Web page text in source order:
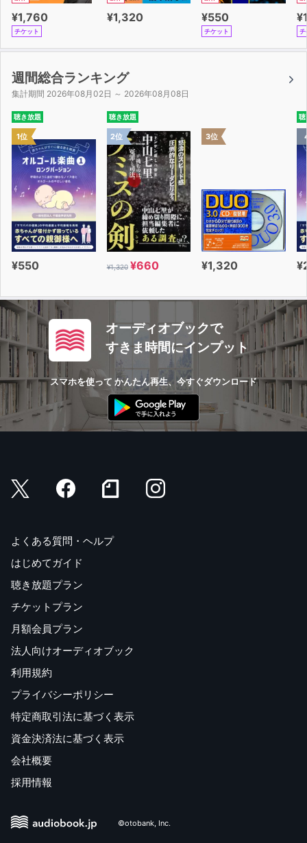
¥1,760
チケット
¥1,320 ¥550
チケット チ
週間総合ランキング
集計期間 2026年08月02日 ～ 2026年08月08日
聴き放題
1位
¥550
聴き放題
2位
¥1,320 ¥660
3位
¥1,320
聴
オーディオブックで
すきま時間にインプット
スマホを使って かんたん再生、今すぐダウンロード
よくある質問・ヘルプ
はじめてガイド
聴き放題プラン
チケットプラン
月額会員プラン
法人向けオーディオブック
利用規約
プライバシーポリシー
特定商取引法に基づく表示
資金決済法に基づく表示
会社概要
採用情報
©otobank, Inc.